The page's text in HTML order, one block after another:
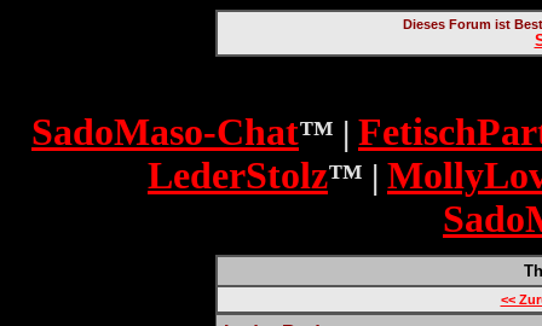
Dieses Forum ist
SadoMaso-Chat™ |
LederStolz™ |
<<